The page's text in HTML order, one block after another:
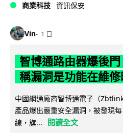
商業科技 資訊保安
Vin 1 日
智博通路由器爆後
稱漏洞是功能在維修
中國網通廠商智博通電子（
產品爆出嚴重安全漏洞，被發現
線，旗...
閱讀全文